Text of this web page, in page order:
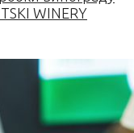
WINERY